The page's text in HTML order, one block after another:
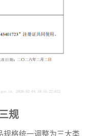
规
规格统一调整为三大类